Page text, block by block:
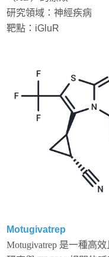
研究領域：神經疾病
靶點： iGluR
Motugivatrep
Motugivatrep 是一種高